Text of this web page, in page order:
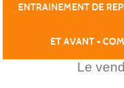
ENTRAINEMENT DE
ET AVANT +
Le